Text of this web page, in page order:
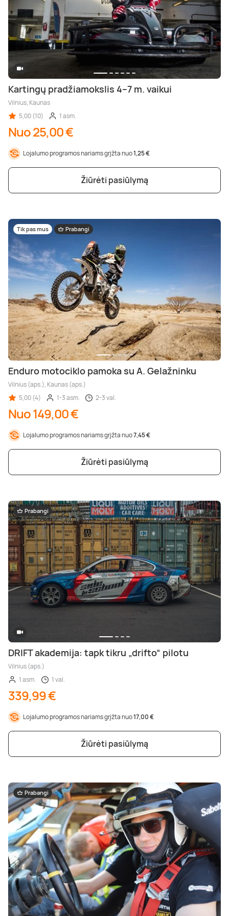
Kartingų pradžiamokslis 4–7 m. vaikui
Vilnius, Kaunas
5,00 (10)
1 asm.
Nuo 25,00 €
Lojalumo programos nariams grįžta nuo1,25 €
Žiūrėti pasiūlymą
Tik pas mus Prabangi
Enduro motociklo pamoka su A. Gelažninku
Vilnius (aps.), Kaunas (aps.)
5,00 (4)
1-3 asm. 2-3 val.
Nuo 149,00 €
Lojalumo programos nariams grįžta nuo7,45 €
Žiūrėti pasiūlymą
Prabangi
DRIFT akademija: tapk tikru „drifto“ pilotu
Vilnius (aps.)
1 asm.
1 val.
339,99 €
Lojalumo programos nariams grįžta nuo17,00 €
Žiūrėti pasiūlymą
Prabangi